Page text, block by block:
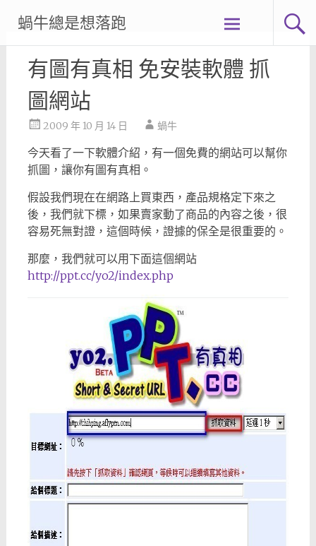
content
蝸牛總是想落跑
有圖有真相 免安裝軟體 抓
圖網站
2009 年 10 月 14 日 蝸牛
今天看了一下軟體介紹，有一個免費的網站可以幫你
抓圖，讓你有圖有真相。
假設我們現在在網路上買東西，產品規格定下來之
後，我們就下標，如果賣家動了商品的內容之後，很
容易死無對證，這個時候，證據的保全是很重要的。
那麼，我們就可以用下面這個網站
http://ppt.cc/yo2/index.php